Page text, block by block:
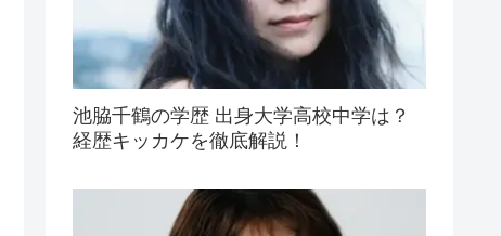
池脇千鶴の学歴 出身大学高校中学は？
経歴キッカケを徹底解説！